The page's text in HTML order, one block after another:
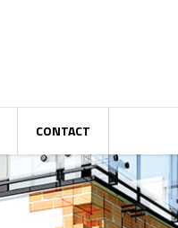
CONTACT